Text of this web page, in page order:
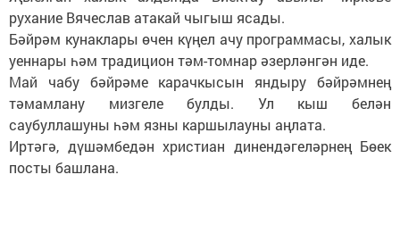
рухание Вячеслав атакай чыгыш ясады.
Бәйрәм кунаклары өчен күңел ачу программасы, халык
уеннары һәм традицион тәм-томнар әзерләнгән иде.
Май чабу бәйрәме карачкысын яндыру бәйрәмнең
тәмамлану мизгеле булды. Ул кыш белән
саубуллашуны һәм язны каршылауны аңлата.
Иртәгә, дүшәмбедән христиан динендәгеләрнең Бөек
посты башлана.